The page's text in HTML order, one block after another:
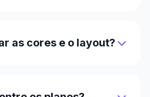
as cores e o layout?